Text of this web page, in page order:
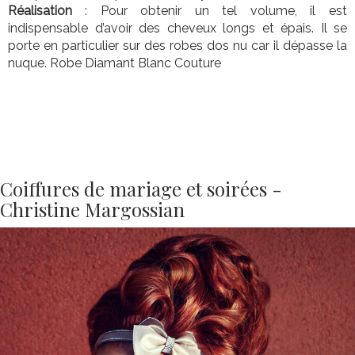
Réalisation : Pour obtenir un tel volume, il est
indispensable d’avoir des cheveux longs et épais. Il se
porte en particulier sur des robes dos nu car il dépasse la
nuque. Robe Diamant Blanc Couture
Coiffures de mariage et soirées -
Christine Margossian